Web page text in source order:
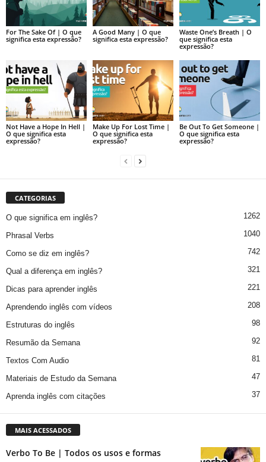
For The Sake Of | O que
significa esta expressão?
A Good Many | O que
significa esta expressão?
Waste One’s Breath | O
que significa esta
expressão?
Not Have a Hope In Hell |
O que significa esta
expressão?
Make Up For Lost Time |
O que significa esta
expressão?
Be Out To Get Someone |
O que significa esta
expressão?
CATEGORIAS
O que significa em inglês? 1262
Phrasal Verbs 1040
Como se diz em inglês? 742
Qual a diferença em inglês? 321
Dicas para aprender inglês 221
Aprendendo inglês com vídeos 208
Estruturas do inglês 98
Resumão da Semana 92
Textos Com Audio 81
Materiais de Estudo da Semana 47
Aprenda inglês com citações 37
MAIS ACESSADOS
Verbo To Be | Todos os usos e formas